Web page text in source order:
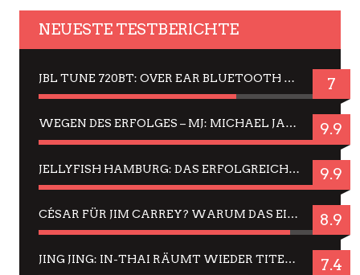
NEUESTE TESTBERICHTE
JBL TUNE 720BT: OVER EAR BLUETOOTH KOPFHÖRER UM DIE 50,-€ IM DAUER-TEST 7
WEGEN DES ERFOLGES – MJ: MICHAEL JACKSON MUSICAL IN EINER MATINEE SEHEN 9.9
JELLYFISH HAMBURG: DAS ERFOLGREICHE SOMMER-MENÜ 2025 IN GEFÜHLEN UND BILDERN 9.9
CÉSAR FÜR JIM CARREY? WARUM DAS EINER DER NERVIGSTEN ACTORS IST UND BLEIBT 8.9
JING JING: IN-THAI RÄUMT WIEDER TITEL AB – EIN ZWEI-STUNDEN-ERLEBNISBERICHT 7.4